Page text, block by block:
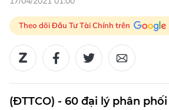
Theo dõi Đầu Tư Tài Chính trên
(ĐTTCO) - 60 đại lý phân